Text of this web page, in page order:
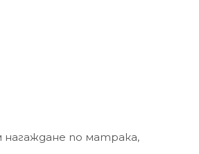
по матрака,